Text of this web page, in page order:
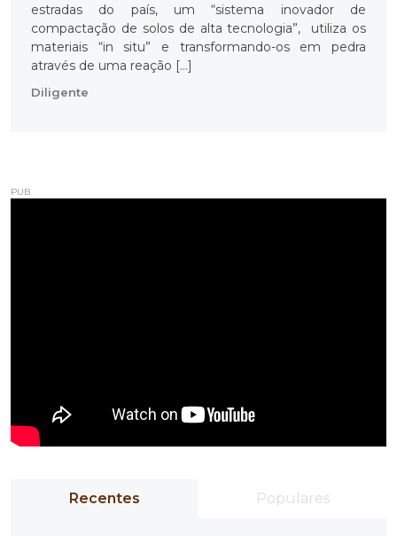
estradas do país, um “sistema inovador de
compactação de solos de alta tecnologia”, utiliza os
materiais “in situ” e transformando-os em pedra
através de uma reação […]
Diligente
PUB
Recentes Populares